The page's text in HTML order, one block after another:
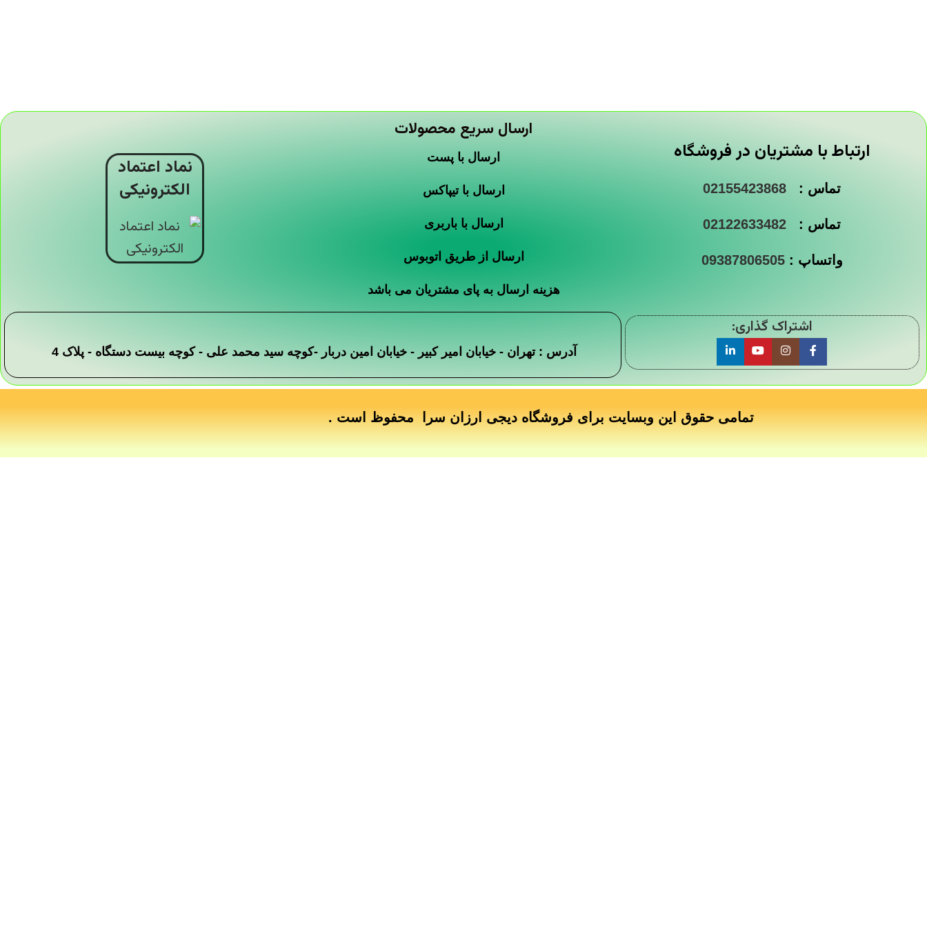
ارتباط با مشتریان در فروشگاه
تماس : 02155423868
تماس : 02122633482
واتساپ :09387806505
ارسال سریع محصولات
ارسال با پست
ارسال با تیپاکس
ارسال با باربری
ارسال از طریق اتوبوس
هزینه ارسال به پای مشتریان می باشد
نماد اعتماد
الکترونیکی
اشتراک گذاری:
آدرس : تهران - خیابان امیر کبیر - خیابان امین دربار -کوچه سید محمد علی - کوچه بیست دستگاه - پلاک 4
تمامی حقوق این وبسایت برای فروشگاه دیجی ارزان سرا محفوظ است .